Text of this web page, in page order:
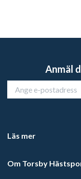
Anmäl
Läs mer
Om Torsby